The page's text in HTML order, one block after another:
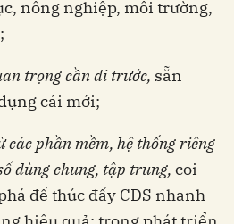
nông nghiệp, môi trường,
trọng cần đi trước, sẵn
cái mới;
phần mềm, hệ thống riêng
dùng chung, tập trung, coi
để thúc đẩy CĐS nhanh